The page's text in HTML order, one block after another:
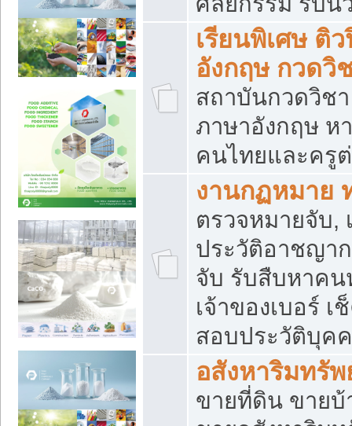
เรียนพิเศษ ติ
อังกฤษ กวดวิ
สถาบันกวดวิช
ภาษาอังกฤษ ห
คนไทยและครู
งานกฏหมาย
ตรวจหมายจับ,
ประวัติอาชญา
จับ รับสืบหาคน
เจ้าของเบอร์
สอบประวัติบุค
อสังหาริมทรัพ
ขายที่ดิน ขายบ้